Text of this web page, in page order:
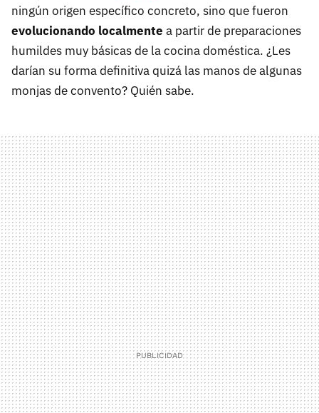
ningún origen específico concreto, sino que fueron
evolucionando localmente a partir de preparaciones
humildes muy básicas de la cocina doméstica. ¿Les
darían su forma definitiva quizá las manos de algunas
monjas de convento? Quién sabe.